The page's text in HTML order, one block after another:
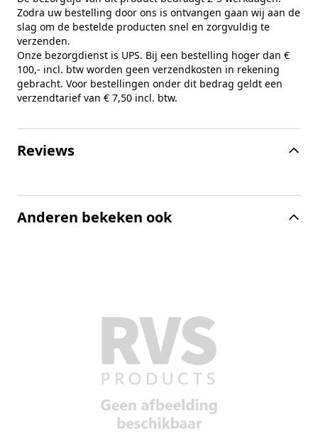
Zodra uw bestelling door ons is ontvangen gaan wij aan de
slag om de bestelde producten snel en zorgvuldig te
verzenden.
Onze bezorgdienst is UPS. Bij een bestelling hoger dan €
100,- incl. btw worden geen verzendkosten in rekening
gebracht. Voor bestellingen onder dit bedrag geldt een
verzendtarief van € 7,50 incl. btw.
Reviews
Anderen bekeken ook